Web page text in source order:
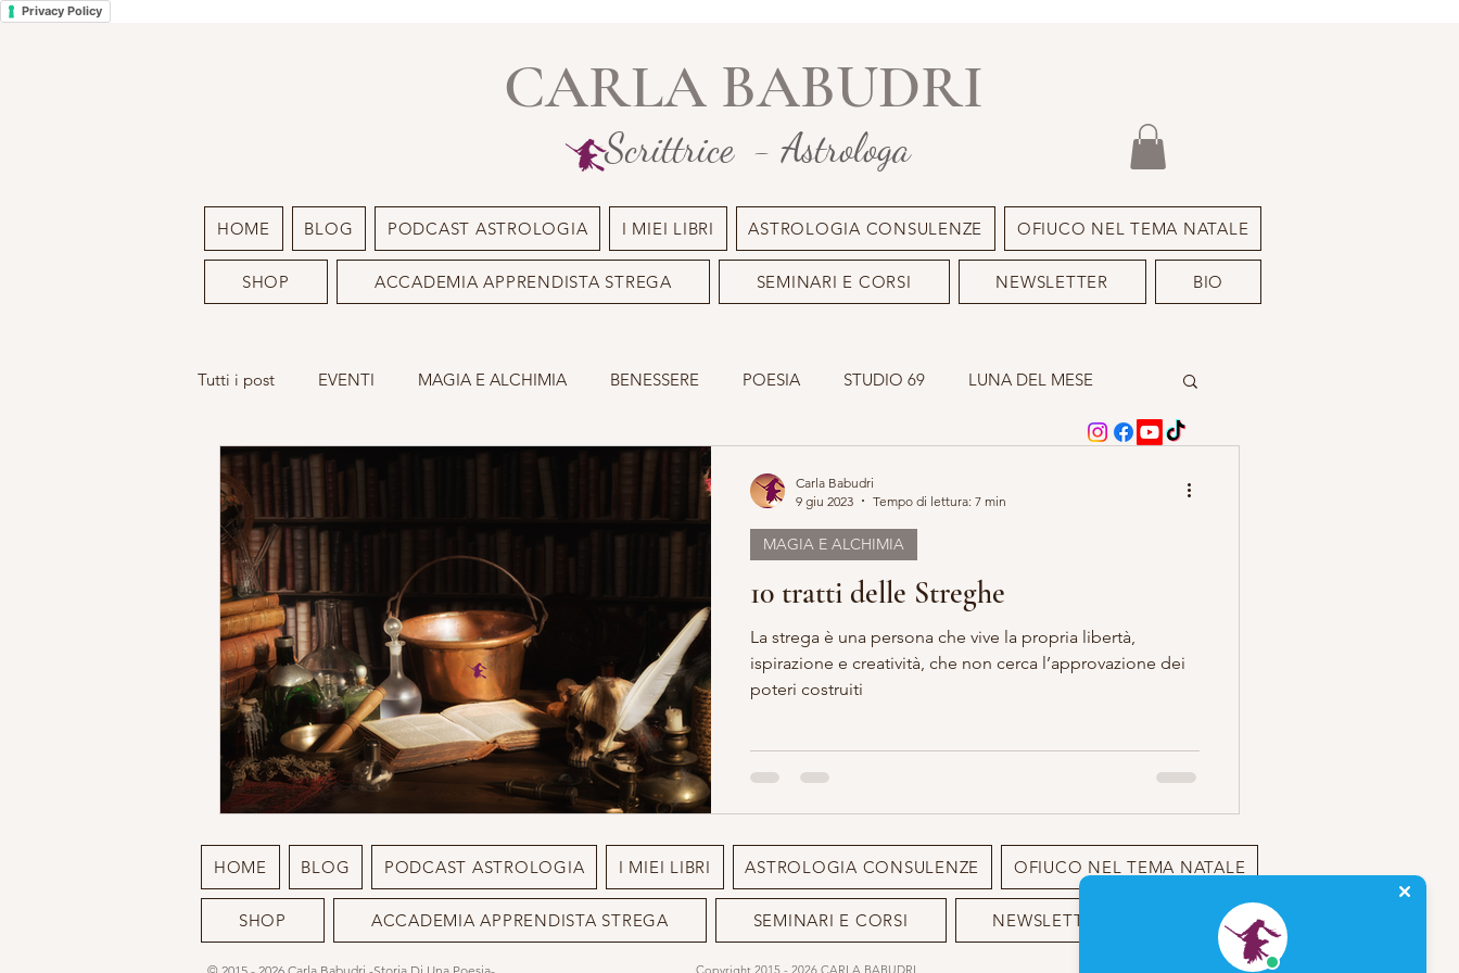
Privacy Policy
CARLA BABUDRI
Scrittrice - Astrologa
HOME BLOG PODCAST ASTROLOGIA I MIEI LIBRI ASTROLOGIA CONSULENZE OFIUCO NEL TEMA NATALE
SHOP ACCADEMIA APPRENDISTA STREGA SEMINARI E CORSI NEWSLETTER BIO
Tutti i post EVENTI MAGIA E ALCHIMIA BENESSERE POESIA STUDIO 69 LUNA DEL MESE
LA MIA ARTE SACRO MASCHILE
DEIMON ISPIRATORE MISTERO E ARTE MARIA MADDALENA VITA DA STREGA
ACCADEMIA APPRENDISTA STREGA LILLYBET BAMBOLINE STORIA E OCCULTISMO
SCRITTURA RITUALI
10 tratti delle Streghe
La strega è una persona che vive la propria libertà,
ispirazione e creatività, che non cerca l’approvazione dei
poteri costruiti
MAGIA E ALCHIMIA
Carla Babudri
9 giu 2023
Tempo di lettura: 7 min
HOME BLOG PODCAST ASTROLOGIA I MIEI LIBRI ASTROLOGIA CONSULENZE OFIUCO NEL TEMA NATALE
SHOP ACCADEMIA APPRENDISTA STREGA SEMINARI E CORSI NEWSLETTER BIO